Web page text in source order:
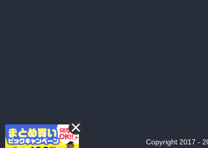
Copyright 2017 -